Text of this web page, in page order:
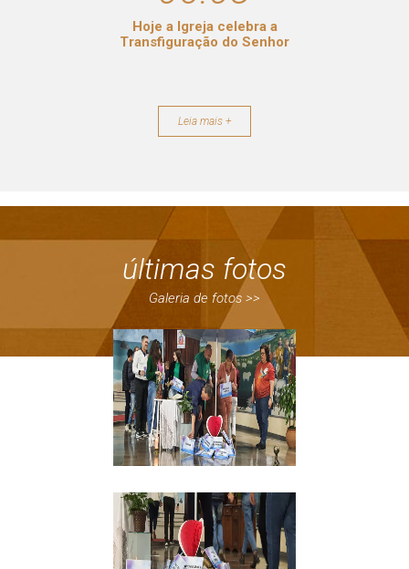
Hoje a Igreja celebra a
Transfiguração do Senhor
Leia mais +
últimas fotos
Galeria de fotos >>